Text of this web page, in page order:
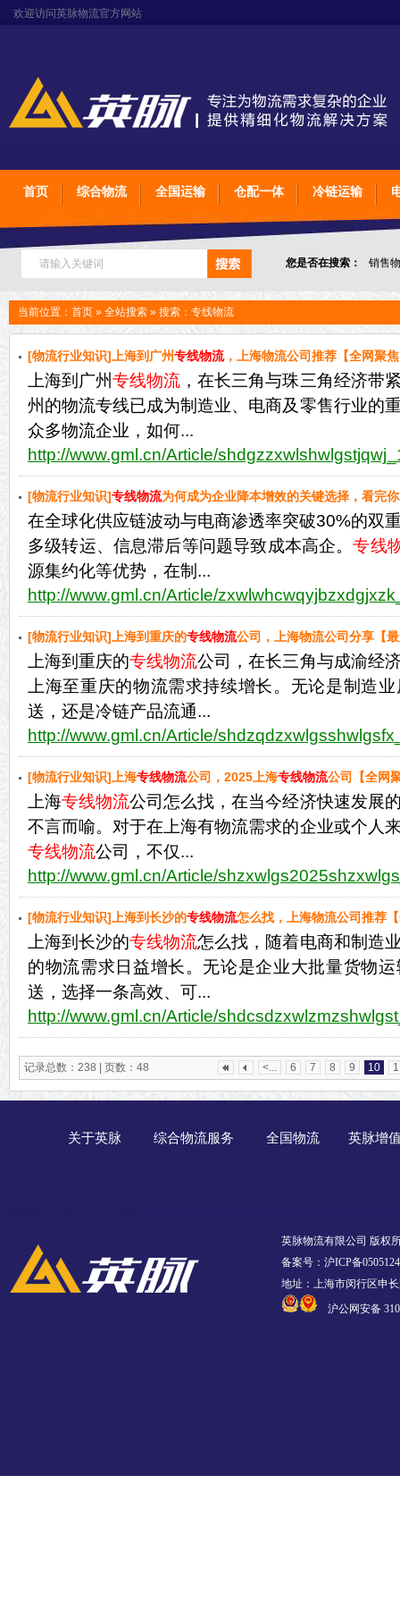
欢迎访问英脉物流官方网站
首页 综合物流 全国运输 仓配一体 冷链运输
您是否在搜索： 销售
上海石家庄太原物流
当前位置： 首页 » 全站搜索 » 搜索：专线物流
[物流行业知识]上海到广州专线物流，上海物流公司推荐【全网聚
上海到广州专线物流 ，在长三角与珠三角经济带
州的物流专线已成为制造业、电商及零售行业的
众多物流企业，如何...
http://www.gml.cn/Article/
[物流行业知识]专线物流为何成为企业降本增效的关键选择，看完
在全球化供应链波动与电商渗透率突破30%的双
多级转运、信息滞后等问题导致成本高企。专线
源集约化等优势，在制...
http://www.gml.cn/Article/
[物流行业知识]上海到重庆的专线物流公司，上海物流公司分享【
上海到重庆的专线物流公司，在长三角与成渝经
上海至重庆的物流需求持续增长。无论是制造
送，还是冷链产品流通...
http://www.gml.cn/Article/
[物流行业知识]上海专线物流公司，2025上海专线物流公司【全网
上海专线物流公司怎么找，在当今经济快速发展
不言而喻。对于在上海有物流需求的企业或个人
专线物流公司，不仅...
http://www.gml.cn/Article/
[物流行业知识]上海到长沙的专线物流怎么找，上海物流公司推荐
上海到长沙的专线物流怎么找，随着电商和制造
的物流需求日益增长。无论是企业大批量货物
送，选择一条高效、可...
http://www.gml.cn/Article/
记录总数：238 | 页数：48 <... 6 7 8 9 10
关于英脉 综合物流服务 全国物流 英脉增
英脉物流有限公司 版权
备案号：沪ICP备
地址：上海市闵行区申
沪公网安备